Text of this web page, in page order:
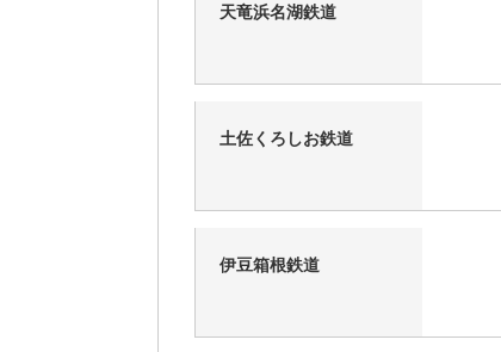
天竜浜名湖鉄道
土佐くろしお鉄道
伊豆箱根鉄道